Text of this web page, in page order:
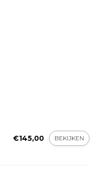
€145,00 BEKIJKEN